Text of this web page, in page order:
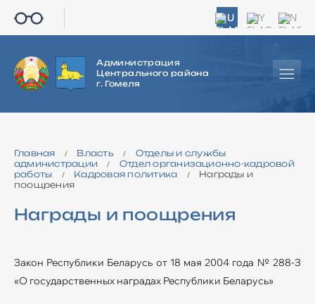
RU BY EN
Администрация
Центрального района
г. Гомеля
Главная / Власть /
Отделы и службы
администрации
/
Отдел организационно-кадровой
работы
/ Кадровая политика /
Награды и
поощрения
Награды и поощрения
Закон Республики Беларусь от 18 мая 2004 года № 288-З
«О государственных наградах Республики Беларусь»